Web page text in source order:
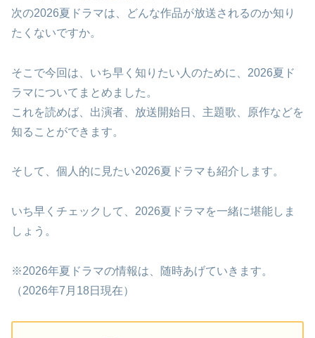
次の2026夏ドラマは、どんな作品が放送されるのか知り
たくないですか。
そこで今回は、いち早く知りたい人のために、2026夏ド
ラマについてまとめました。
これを読めば、出演者、放送開始日、主題歌、原作などを
知ることができます。
そして、個人的に見たい2026夏ドラマも紹介します。
いち早くチェックして、2026夏ドラマを一緒に堪能しま
しょう。
※2026年夏ドラマの情報は、随時あげていきます。
（2026年7月18日現在）